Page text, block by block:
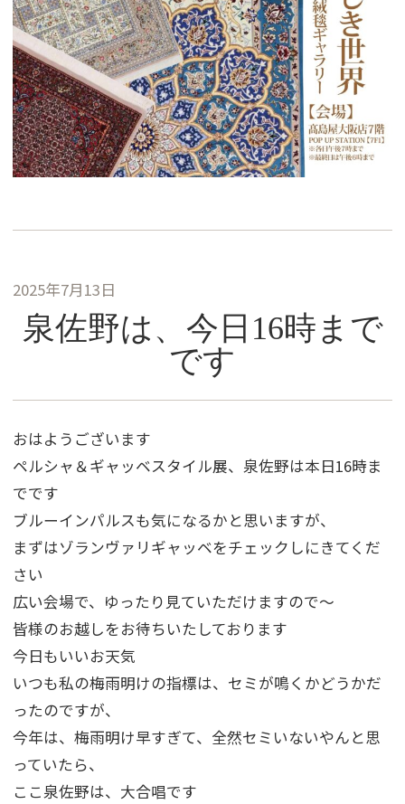
2025年7月13日
泉佐野は、今日16時まで
です
おはようございます
ペルシャ＆ギャッベスタイル展、泉佐野は本日16時ま
でです
ブルーインパルスも気になるかと思いますが、
まずはゾランヴァリギャッベをチェックしにきてくだ
さい
広い会場で、ゆったり見ていただけますので～
皆様のお越しをお待ちいたしております
今日もいいお天気
いつも私の梅雨明けの指標は、セミが鳴くかどうかだ
ったのですが、
今年は、梅雨明け早すぎて、全然セミいないやんと思
っていたら、
ここ泉佐野は、大合唱です